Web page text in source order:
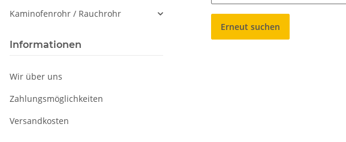
Erneut suchen
Kaminofenrohr / Rauchrohr
Informationen
Wir über uns
Zahlungsmöglichkeiten
Versandkosten